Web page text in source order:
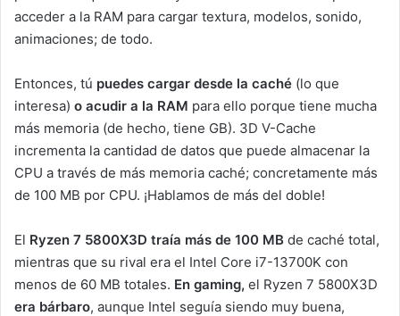
acceder a la RAM para cargar textura, modelos, sonido,
animaciones; de todo.
Entonces, tú puedes cargar desde la caché (lo que
interesa) o acudir a la RAM para ello porque tiene mucha
más memoria (de hecho, tiene GB). 3D V-Cache
incrementa la cantidad de datos que puede almacenar la
CPU a través de más memoria caché; concretamente más
de 100 MB por CPU. ¡Hablamos de más del doble!
El Ryzen 7 5800X3D traía más de 100 MB de caché total,
mientras que su rival era el Intel Core i7-13700K con
menos de 60 MB totales. En gaming, el Ryzen 7 5800X3D
era bárbaro, aunque Intel seguía siendo muy buena,